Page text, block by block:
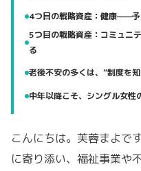
4つ目の戦略資産：健康——予
5つ目の戦略資産：コミュニ
る
老後不安の多くは、“制度を
中年以降こそ、シングル女性
こんにちは。芙蓉まよで
に寄り添い、福祉事業や